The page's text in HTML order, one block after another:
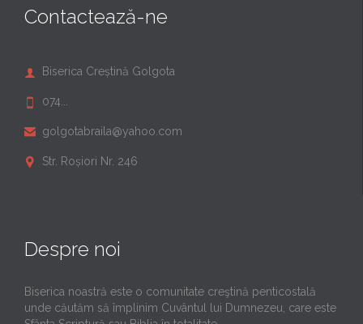
Contactează-ne
 Biserica Creștină Golgota
 074...
 golgotabraila@yahoo.com
 Str. Roșiori Nr. 246
Despre noi
Biserica noastră este o comunitate creştină penticostală
unde căutăm să împlinim Cuvântul lui Dumnezeu, care este